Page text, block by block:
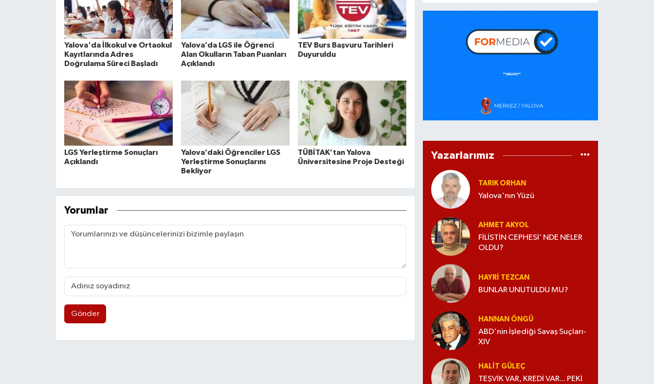
Yalova'da İlkokul ve Ortaokul
Kayıtlarında Adres
Doğrulama Süreci Başladı
Yalova’da LGS ile Öğrenci
Alan Okulların Taban Puanları
Açıklandı
TEV Burs Başvuru Tarihleri
Duyuruldu
LGS Yerleştirme Sonuçları
Açıklandı
Yalova’daki Öğrenciler LGS
Yerleştirme Sonuçlarını
Bekliyor
TÜBİTAK’tan Yalova
Üniversitesine Proje Desteği
Yorumlar
Gönder
Yazarlarımız
TARIK ORHAN
Yalova'nın Yüzü
AHMET AKYOL
FİLİSTİN CEPHESİ’ NDE NELER
OLDU?
HAYRI TEZCAN
BUNLAR UNUTULDU MU?
HANNAN ÖNGÜ
ABD'nin İşlediği Savaş Suçları-
XIV
HALIT GÜLEÇ
TEŞVİK VAR, KREDİ VAR... PEKİ